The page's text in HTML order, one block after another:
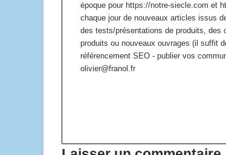
époque pour https://notre-siecle.com et
chaque jour de nouveaux articles issus
des tests/présentations de produits,
produits ou nouveaux ouvrages (il suffit
référencement SEO - publier vos
olivier@franol.fr
tb
n